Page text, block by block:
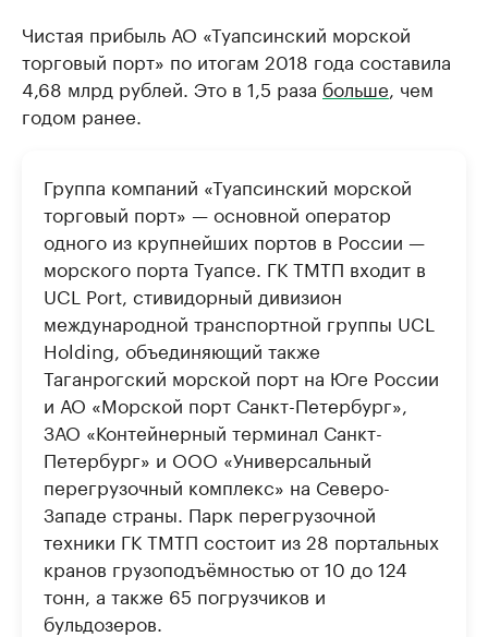
Чистая прибыль АО «Туапсинский морской
торговый порт» по итогам 2018 года составила
4,68 млрд рублей. Это в 1,5 раза больше , чем
годом ранее.
Группа компаний «Туапсинский морской
торговый порт» — основной оператор
одного из крупнейших портов в России —
морского порта Туапсе. ГК ТМТП входит в
UCL Port, стивидорный дивизион
международной транспортной группы UCL
Holding, объединяющий также
Таганрогский морской порт на Юге России
и АО «Морской порт Санкт-Петербург»,
ЗАО «Контейнерный терминал Санкт-
Петербург» и ООО «Универсальный
перегрузочный комплекс» на Северо-
Западе страны. Парк перегрузочной
техники ГК ТМТП состоит из 28 портальных
кранов грузоподъёмностью от 10 до 124
тонн, а также 65 погрузчиков и
бульдозеров.